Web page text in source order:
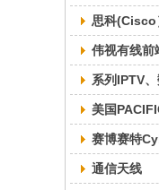
思科(Cisco
伟视有线前
系列IPTV
美国
赛博赛特
通信天线